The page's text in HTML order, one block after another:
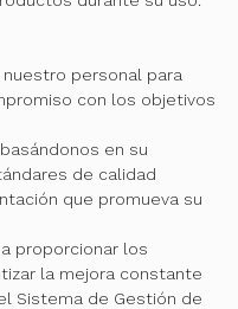
personal para
con los objetivos
en su
de calidad
que promueva su
proporcionar los
la mejora constante
Sistema de Gestión de